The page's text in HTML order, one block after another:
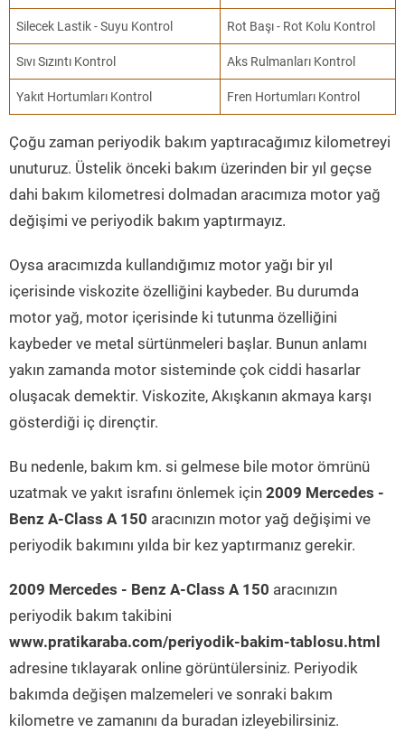
Silecek Lastik - Suyu Kontrol Rot Başı - Rot Kolu Kontrol
Sıvı Sızıntı Kontrol Aks Rulmanları Kontrol
Yakıt Hortumları Kontrol Fren Hortumları Kontrol
Çoğu zaman periyodik bakım yaptıracağımız kilometreyi
unuturuz. Üstelik önceki bakım üzerinden bir yıl geçse
dahi bakım kilometresi dolmadan aracımıza motor yağ
değişimi ve periyodik bakım yaptırmayız.
Oysa aracımızda kullandığımız motor yağı bir yıl
içerisinde viskozite özelliğini kaybeder. Bu durumda
motor yağ, motor içerisinde ki tutunma özelliğini
kaybeder ve metal sürtünmeleri başlar. Bunun anlamı
yakın zamanda motor sisteminde çok ciddi hasarlar
oluşacak demektir. Viskozite, Akışkanın akmaya karşı
gösterdiği iç dirençtir.
Bu nedenle, bakım km. si gelmese bile motor ömrünü
uzatmak ve yakıt israfını önlemek için 2009 Mercedes -
Benz A-Class A 150 aracınızın motor yağ değişimi ve
periyodik bakımını yılda bir kez yaptırmanız gerekir.
2009 Mercedes - Benz A-Class A 150 aracınızın
periyodik bakım takibini
www.pratikaraba.com/periyodik-bakim-tablosu.html
adresine tıklayarak online görüntülersiniz. Periyodik
bakımda değişen malzemeleri ve sonraki bakım
kilometre ve zamanını da buradan izleyebilirsiniz.